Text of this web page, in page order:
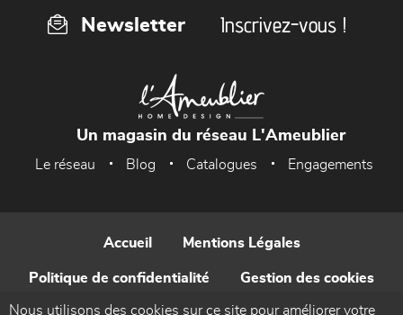
Newsletter Inscrivez-vous !
Un magasin du réseau L'Ameublier
Le réseau Blog Catalogues Engagements
Accueil Mentions Légales
Politique de confidentialité Gestion des cookies
Nous utilisons des cookies sur ce site pour améliorer votre